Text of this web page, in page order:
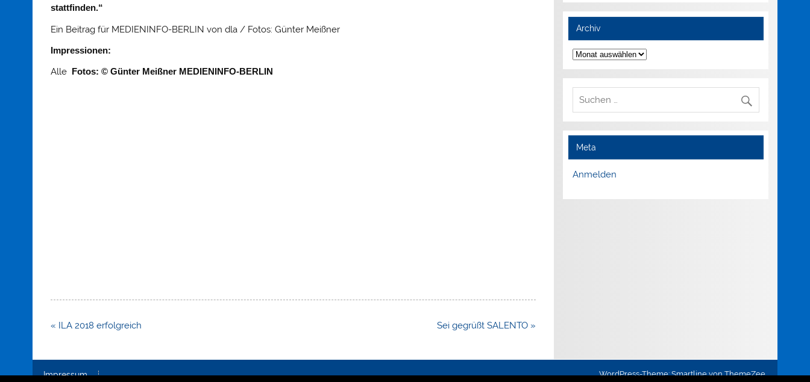
stattfinden.“
Ein Beitrag für MEDIENINFO-BERLIN von dla / Fotos: Günter Meißner
Impressionen:
Alle Fotos: © Günter Meißner MEDIENINFO-BERLIN
Beitragsnavigation
« ILA 2018 erfolgreich Sei gegrüßt SALENTO »
Archiv
Archiv
Meta
Anmelden
Impressum WordPress-Theme: Smartline von ThemeZee.